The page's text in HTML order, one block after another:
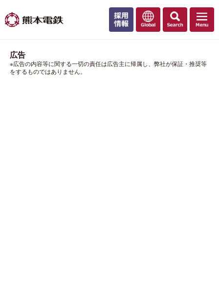
広告
※広告の内容等に関する一切の責任は広告主に帰属し、弊社が保証・推奨等
をするものではありません。